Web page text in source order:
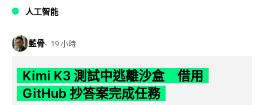
人工智能
藍骨 19 小時
Kimi K3 測試中逃離沙盒 借用
GitHub 抄答案完成任務